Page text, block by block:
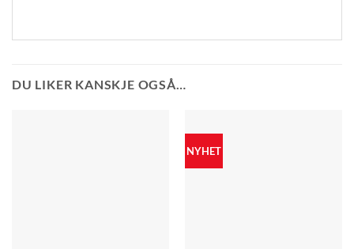
DU LIKER KANSKJE OGSÅ…
NYHET